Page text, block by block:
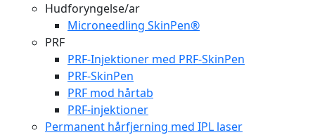
Hudforyngelse/ar
Microneedling SkinPen®
PRF
PRF-Injektioner med PRF-SkinPen
PRF-SkinPen
PRF mod hårtab
PRF-injektioner
Permanent hårfjerning med IPL laser